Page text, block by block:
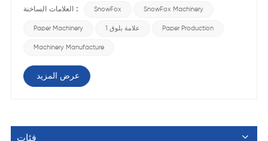
جمهور عالمي. سنقدم في هذه المدونة لمحةً عامةً عن المعرض، ونسلط
فيه أحد أكبر التجمعات للمهنيين وقادة الأعمال من مختلف أنحاء العالم. وقد
العارضين والحضور من مختلف القطاعات. وقد جعل حجم المعرض وتنوعه
منصة مثالية للتواصل وبناء شراكات جديدة واستكشاف الاتجاهات الناشئة في
متخصص، خلقنا تجربة غامرة للزوار. وبفضل الحوارات المثمرة والعروض
العلامات الساخنة : SnowFox SnowFox Machinery
Paper Machinery علامة بلوق 1 Paper Production
Machinery Manufacture
عرض المزيد
فئات